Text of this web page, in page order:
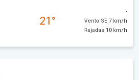
21°
-
Vento SE 7 km/h
Rajadas 10 km/h